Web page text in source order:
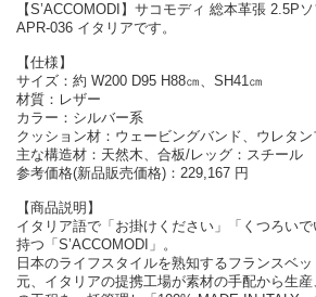
【S’ACCOMODI】サコモディ 総本革張 2.5P
APR-036 イタリアです。
【仕様】
サイズ：約 W200 D95 H88㎝、SH41㎝
材質：レザー
カラー：シルバー系
クッション材：ウェービングバンド、ウレタン
主な構造材：天然木、合板/レッグ：スチール
参考価格(新品販売価格)：229,167 円
【商品説明】
イタリア語で「お掛けください」「くつろい
持つ「S’ACCOMODI」。
日本のライフスタイルを熟知するフランスベ
元、イタリアの提携工場が素材の手配から生